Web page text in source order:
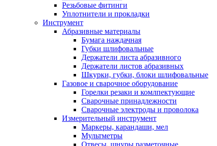
Резьбовые фитинги
Уплотнители и прокладки
Инструмент
Абразивные материалы
Бумага наждачная
Губки шлифовальные
Держатели листа абразивного
Держатели листов абразивных
Шкурки, губки, блоки шлифовальные
Газовое и сварочное оборудование
Горелки резаки и комлпектующие
Сварочные принадлежности
Сварочные электроды и проволока
Измерительный инструмент
Маркеры, карандаши, мел
Мультметры
Отвесы, шнуры разметочные